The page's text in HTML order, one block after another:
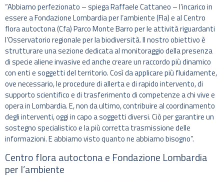
“Abbiamo perfezionato – spiega Raffaele Cattaneo – l’incarico in
essere a Fondazione Lombardia per l’ambiente (Fla) e al Centro
flora autoctona (Cfa) Parco Monte Barro per le attività riguardanti
l’Osservatorio regionale per la biodiversità. Il nostro obiettivo è
strutturare una sezione dedicata al monitoraggio della presenza
di specie aliene invasive ed anche creare un raccordo più dinamico
con enti e soggetti del territorio. Così da applicare più fluidamente,
ove necessario, le procedure di allerta e di rapido intervento, di
supporto scientifico e di trasferimento di competenze a chi vive e
opera in Lombardia. E, non da ultimo, contribuire al coordinamento
degli interventi, oggi in capo a soggetti diversi. Ciò per garantire un
sostegno specialistico e la più corretta trasmissione delle
informazioni. E abbiamo visto quanto ne abbiamo bisogno”.
Centro flora autoctona e Fondazione Lombardia
per l’ambiente